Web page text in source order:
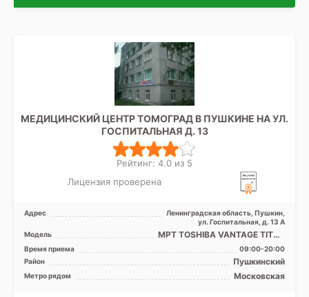
МЕДИЦИНСКИЙ ЦЕНТР ТОМОГРАД В ПУШКИНЕ НА УЛ.
ГОСПИТАЛЬНАЯ Д. 13
Рейтинг: 4.0 из 5
Лицензия проверена
Адрес
Ленинградская область, Пушкин,
ул. Госпитальная, д. 13 А
Модель
МРТ TOSHIBA VANTAGE TITAN
1.5 Тесла
Время приема
09:00-20:00
Район
Пушкинский
Метро рядом Московская